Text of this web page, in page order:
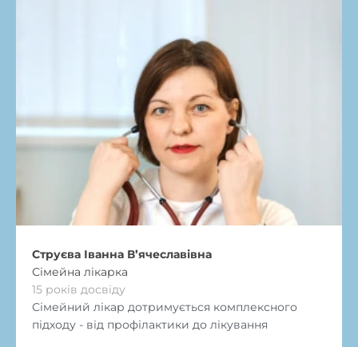
Струєва Іванна В’ячеславівна
Сімейна лікарка
15 років досвіду
Сімейний лікар дотримується комплексного
підходу - від профілактики до лікування